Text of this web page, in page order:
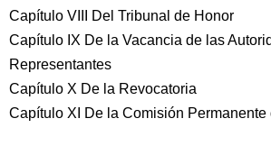
Capítulo VIII Del Tribunal de Honor
Capítulo IX De la Vacancia de las
Representantes
Capítulo X De la Revocatoria
Capítulo XI De la Comisión